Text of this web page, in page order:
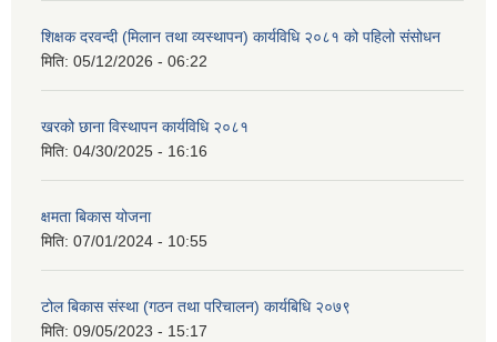
शिक्षक दरवन्दी (मिलान तथा व्यस्थापन) कार्यविधि २०८१ को पहिलो संसोधन
मिति: 05/12/2026 - 06:22
खरको छाना विस्थापन कार्यविधि २०८१
मिति: 04/30/2025 - 16:16
क्षमता बिकास योजना
मिति: 07/01/2024 - 10:55
टोल बिकास संस्था (गठन तथा परिचालन) कार्यबिधि २०७९
मिति: 09/05/2023 - 15:17